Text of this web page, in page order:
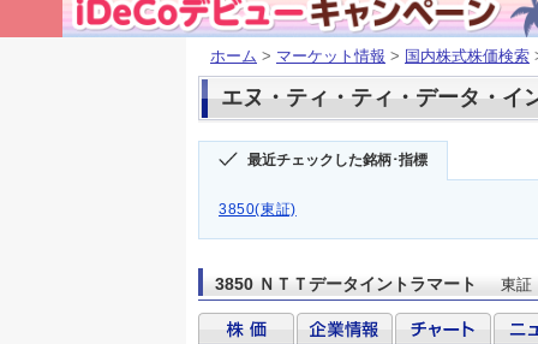
ホーム > マーケット情報 > 国内株式株価検索
エヌ・ティ・ティ・データ・イ
最近チェックした銘柄･指標
3850(東証)
3850 ＮＴＴデータイントラマート 東証